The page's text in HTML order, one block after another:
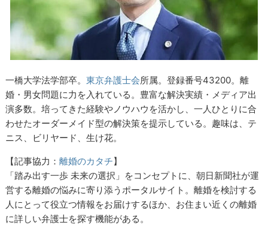
一橋大学法学部卒。東京弁護士会所属。登録番号43200。離
婚・男女問題に力を入れている。豊富な解決実績・メディア出
演多数。培ってきた経験やノウハウを活かし、一人ひとりに合
わせたオーダーメイド型の解決策を提示している。趣味は、テ
ニス、ビリヤード、生け花。
【記事協力：離婚のカタチ】
「踏み出す一歩 未来の選択」をコンセプトに、朝日新聞社が運
営する離婚の悩みに寄り添うポータルサイト。離婚を検討する
人にとって役立つ情報をお届けするほか、お住まい近くの離婚
に詳しい弁護士を探す機能がある。